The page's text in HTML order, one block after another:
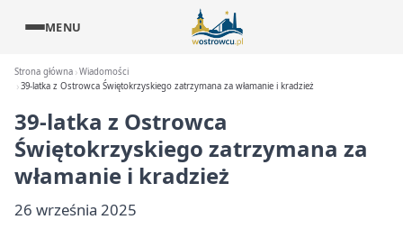
MENU
Strona główna Wiadomości
39-latka z Ostrowca Świętokrzyskiego zatrzymana za włamanie i kradzież
39-latka z Ostrowca
Świętokrzyskiego zatrzymana za
włamanie i kradzież
26 września 2025